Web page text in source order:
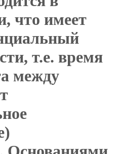
что имеет
т.е. время
между